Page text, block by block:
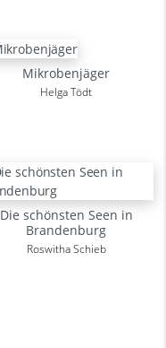
Mikrobenjäger
Helga Tödt
Die schönsten Seen in
Brandenburg
Roswitha Schieb